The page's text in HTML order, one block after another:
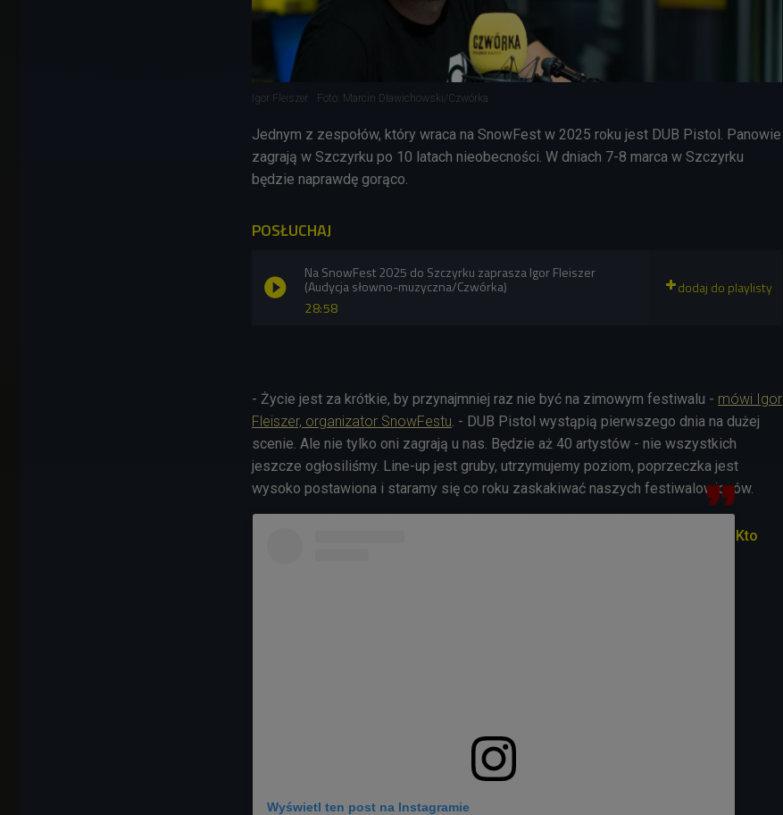
Igor Fleiszer Foto: Marcin Dławichowski/Czwórka
Jednym z zespołów, który wraca na SnowFest w 2025 roku jest DUB Pistol. Panowie
zagrają w Szczyrku po 10 latach nieobecności. W dniach 7-8 marca w Szczyrku
będzie naprawdę gorąco.
POSŁUCHAJ
28:58
Na SnowFest 2025 do Szczyrku zaprasza Igor Fleiszer
(Audycja słowno-muzyczna/Czwórka)
- Życie jest za krótkie, by przynajmniej raz nie być na zimowym festiwalu - mówi Igor
Fleiszer, organizator SnowFestu. - DUB Pistol wystąpią pierwszego dnia na dużej
scenie. Ale nie tylko oni zagrają u nas. Będzie aż 40 artystów - nie wszystkich
jeszcze ogłosiliśmy. Line-up jest gruby, utrzymujemy poziom, poprzeczka jest
wysoko postawiona i staramy się co roku zaskakiwać naszych festiwalowiczów.
Wyświetl ten post na Instagramie
Kto